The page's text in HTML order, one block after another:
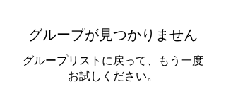
グループが見つかりません
グループリストに戻って、もう一度
お試しください。